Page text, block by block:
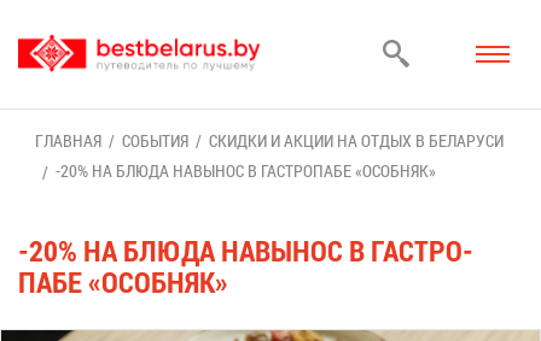
ГЛАВ­НАЯ СО­БЫ­ТИЯ
СКИД­КИ И АК­ЦИИ НА ОТ­ДЫХ В БЕ­ЛА­РУ­СИ
-20% НА БЛЮ­ДА НА­ВЫ­НОС В ГА­СТРО­ПА­БЕ «ОСОБ­НЯК»
-20% НА БЛЮ­ДА НА­ВЫ­НОС В ГА­СТРО­
ПА­БЕ «ОСОБ­НЯК»